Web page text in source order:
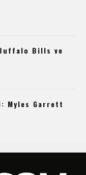
Bills ve
Myles Garrett